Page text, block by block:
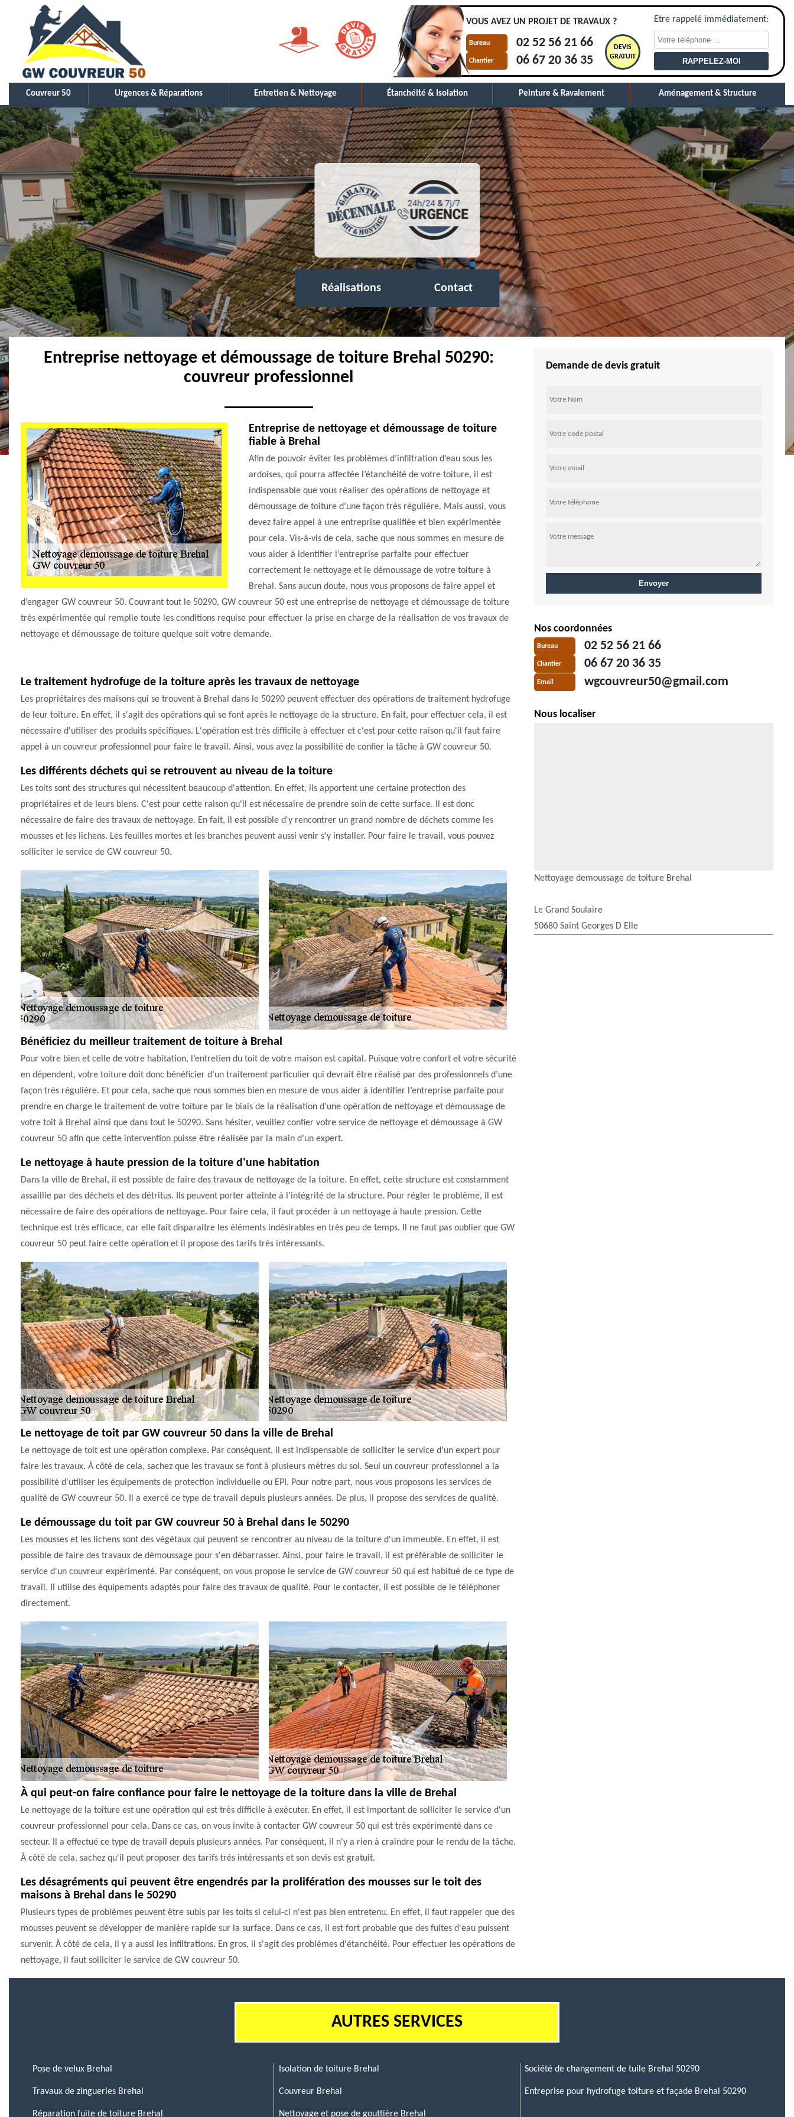
VOUS AVEZ UN PROJET DE TRAVAUX ?
Bureau 02 52 56 21 66
Chantier 06 67 20 36 35
DEVIS
GRATUIT
Etre rappelé immédiatement:
Couvreur 50 Urgences & Réparations Entretien & Nettoyage Étanchéité & Isolation Peinture & Ravalement Aménagement & Structure
Réalisations Contact
Entreprise nettoyage et démoussage de toiture Brehal 50290:
couvreur professionnel
Entreprise de nettoyage et démoussage de toiture
fiable à Brehal
Afin de pouvoir éviter les problèmes d’infiltration d’eau sous les
ardoises, qui pourra affectée l’étanchéité de votre toiture, il est
indispensable que vous réaliser des opérations de nettoyage et
démoussage de toiture d’une façon très régulière. Mais aussi, vous
devez faire appel à une entreprise qualifiée et bien expérimentée
pour cela. Vis-à-vis de cela, sache que nous sommes en mesure de
vous aider à identifier l’entreprise parfaite pour effectuer
correctement le nettoyage et le démoussage de votre toiture à
Brehal. Sans aucun doute, nous vous proposons de faire appel et
d’engager GW couvreur 50. Couvrant tout le 50290, GW couvreur 50 est une entreprise de nettoyage et démoussage de toiture
très expérimentée qui remplie toute les conditions requise pour effectuer la prise en charge de la réalisation de vos travaux de
nettoyage et démoussage de toiture quelque soit votre demande.
Le traitement hydrofuge de la toiture après les travaux de nettoyage
Les propriétaires des maisons qui se trouvent à Brehal dans le 50290 peuvent effectuer des opérations de traitement hydrofuge
de leur toiture. En effet, il s'agit des opérations qui se font après le nettoyage de la structure. En fait, pour effectuer cela, il est
nécessaire d'utiliser des produits spécifiques. L'opération est très difficile à effectuer et c'est pour cette raison qu'il faut faire
appel à un couvreur professionnel pour faire le travail. Ainsi, vous avez la possibilité de confier la tâche à GW couvreur 50.
Les différents déchets qui se retrouvent au niveau de la toiture
Les toits sont des structures qui nécessitent beaucoup d'attention. En effet, ils apportent une certaine protection des
propriétaires et de leurs biens. C'est pour cette raison qu'il est nécessaire de prendre soin de cette surface. Il est donc
nécessaire de faire des travaux de nettoyage. En fait, il est possible d'y rencontrer un grand nombre de déchets comme les
mousses et les lichens. Les feuilles mortes et les branches peuvent aussi venir s'y installer. Pour faire le travail, vous pouvez
solliciter le service de GW couvreur 50.
Bénéficiez du meilleur traitement de toiture à Brehal
Pour votre bien et celle de votre habitation, l’entretien du toit de votre maison est capital. Puisque votre confort et votre sécurité
en dépendent, votre toiture doit donc bénéficier d’un traitement particulier qui devrait être réalisé par des professionnels d’une
façon très régulière. Et pour cela, sache que nous sommes bien en mesure de vous aider à identifier l’entreprise parfaite pour
prendre en charge le traitement de votre toiture par le biais de la réalisation d’une opération de nettoyage et démoussage de
votre toit à Brehal ainsi que dans tout le 50290. Sans hésiter, veuillez confier votre service de nettoyage et démoussage à GW
couvreur 50 afin que cette intervention puisse être réalisée par la main d’un expert.
Le nettoyage à haute pression de la toiture d'une habitation
Dans la ville de Brehal, il est possible de faire des travaux de nettoyage de la toiture. En effet, cette structure est constamment
assaillie par des déchets et des détritus. Ils peuvent porter atteinte à l'intégrité de la structure. Pour régler le problème, il est
nécessaire de faire des opérations de nettoyage. Pour faire cela, il faut procéder à un nettoyage à haute pression. Cette
technique est très efficace, car elle fait disparaitre les éléments indésirables en très peu de temps. Il ne faut pas oublier que GW
couvreur 50 peut faire cette opération et il propose des tarifs très intéressants.
Le nettoyage de toit par GW couvreur 50 dans la ville de Brehal
Le nettoyage de toit est une opération complexe. Par conséquent, il est indispensable de solliciter le service d'un expert pour
faire les travaux. À côté de cela, sachez que les travaux se font à plusieurs mètres du sol. Seul un couvreur professionnel a la
possibilité d'utiliser les équipements de protection individuelle ou EPI. Pour notre part, nous vous proposons les services de
qualité de GW couvreur 50. Il a exercé ce type de travail depuis plusieurs années. De plus, il propose des services de qualité.
Le démoussage du toit par GW couvreur 50 à Brehal dans le 50290
Les mousses et les lichens sont des végétaux qui peuvent se rencontrer au niveau de la toiture d'un immeuble. En effet, il est
possible de faire des travaux de démoussage pour s'en débarrasser. Ainsi, pour faire le travail, il est préférable de solliciter le
service d'un couvreur expérimenté. Par conséquent, on vous propose le service de GW couvreur 50 qui est habitué de ce type de
travail. Il utilise des équipements adaptés pour faire des travaux de qualité. Pour le contacter, il est possible de le téléphoner
directement.
À qui peut-on faire confiance pour faire le nettoyage de la toiture dans la ville de Brehal
Le nettoyage de la toiture est une opération qui est très difficile à exécuter. En effet, il est important de solliciter le service d'un
couvreur professionnel pour cela. Dans ce cas, on vous invite à contacter GW couvreur 50 qui est très expérimenté dans ce
secteur. Il a effectué ce type de travail depuis plusieurs années. Par conséquent, il n'y a rien à craindre pour le rendu de la tâche.
À côté de cela, sachez qu'il peut proposer des tarifs très intéressants et son devis est gratuit.
Les désagréments qui peuvent être engendrés par la prolifération des mousses sur le toit des
maisons à Brehal dans le 50290
Plusieurs types de problèmes peuvent être subis par les toits si celui-ci n'est pas bien entretenu. En effet, il faut rappeler que des
mousses peuvent se développer de manière rapide sur la surface. Dans ce cas, il est fort probable que des fuites d'eau puissent
survenir. À côté de cela, il y a aussi les infiltrations. En gros, il s'agit des problèmes d'étanchéité. Pour effectuer les opérations de
nettoyage, il faut solliciter le service de GW couvreur 50.
Demande de devis gratuit
Nos coordonnées
Bureau 02 52 56 21 66
Chantier 06 67 20 36 35
Email wgcouvreur50@gmail.com
Nous localiser
Nettoyage demoussage de toiture Brehal
Le Grand Soulaire
50680 Saint Georges D Elle
AUTRES SERVICES
Pose de velux Brehal
Travaux de zingueries Brehal
Réparation fuite de toiture Brehal
Isolation de toiture Brehal
Couvreur Brehal
Nettoyage et pose de gouttière Brehal
Société de changement de tuile Brehal 50290
Entreprise pour hydrofuge toiture et façade Brehal 50290